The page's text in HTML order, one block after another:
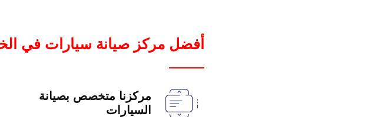
أفضل مركز صيانة سيارات في
مركزنا متخصص بصيانة
السيارات